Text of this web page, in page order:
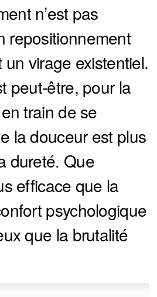
n’est pas
repositionnement
un virage existentiel.
peut-être, pour la
train de se
la douceur est plus
dureté. Que
efficace que la
psychologique
que la brutalité